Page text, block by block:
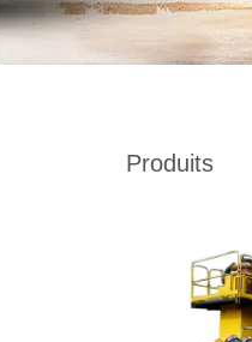
Produits